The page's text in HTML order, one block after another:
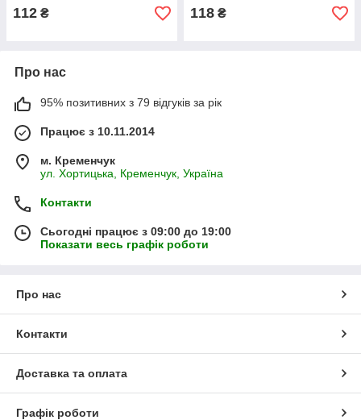
112 ₴ 118 ₴
Про нас
95% позитивних з 79 відгуків за рік
Працює з 10.11.2014
м. Кременчук
ул. Хортицька, Кременчук, Україна
Контакти
Сьогодні працює з 09:00 до 19:00
Показати весь графік роботи
Про нас
Контакти
Доставка та оплата
Графік роботи